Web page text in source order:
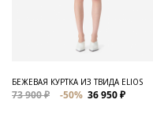
БЕЖЕВАЯ КУРТКА ИЗ ТВИДА ELIOS
73 900 ₽ -50% 36 950 ₽